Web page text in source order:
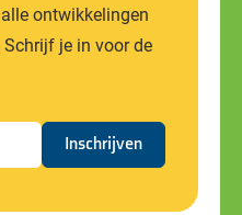
ontwikkelingen
je in voor de